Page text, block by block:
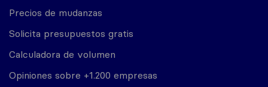
Precios de mudanzas
Solicita presupuestos gratis
Calculadora de volumen
Opiniones sobre +1.200 empresas